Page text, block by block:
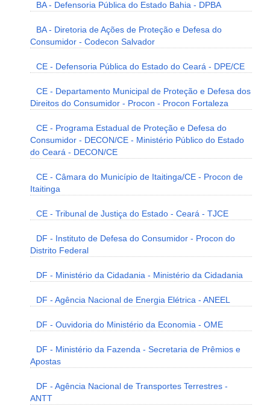
BA - Defensoria Pública do Estado Bahia - DPBA
BA - Diretoria de Ações de Proteção e Defesa do
Consumidor - Codecon Salvador
CE - Defensoria Pública do Estado do Ceará - DPE/CE
CE - Departamento Municipal de Proteção e Defesa dos
Direitos do Consumidor - Procon - Procon Fortaleza
CE - Programa Estadual de Proteção e Defesa do
Consumidor - DECON/CE - Ministério Público do Estado
do Ceará - DECON/CE
CE - Câmara do Município de Itaitinga/CE - Procon de
Itaitinga
CE - Tribunal de Justiça do Estado - Ceará - TJCE
DF - Instituto de Defesa do Consumidor - Procon do
Distrito Federal
DF - Ministério da Cidadania - Ministério da Cidadania
DF - Agência Nacional de Energia Elétrica - ANEEL
DF - Ouvidoria do Ministério da Economia - OME
DF - Ministério da Fazenda - Secretaria de Prêmios e
Apostas
DF - Agência Nacional de Transportes Terrestres -
ANTT